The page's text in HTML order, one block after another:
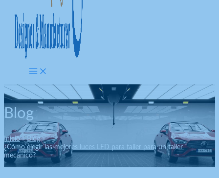
Blog
Inicio
Blog
¿Cómo elegir las mejores luces LED para taller para un taller
mecánico?